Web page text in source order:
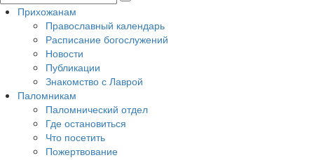
Прихожанам
Православный календарь
Расписание богослужений
Новости
Публикации
Знакомство с Лаврой
Паломникам
Паломнический отдел
Где остановиться
Что посетить
Пожертвование